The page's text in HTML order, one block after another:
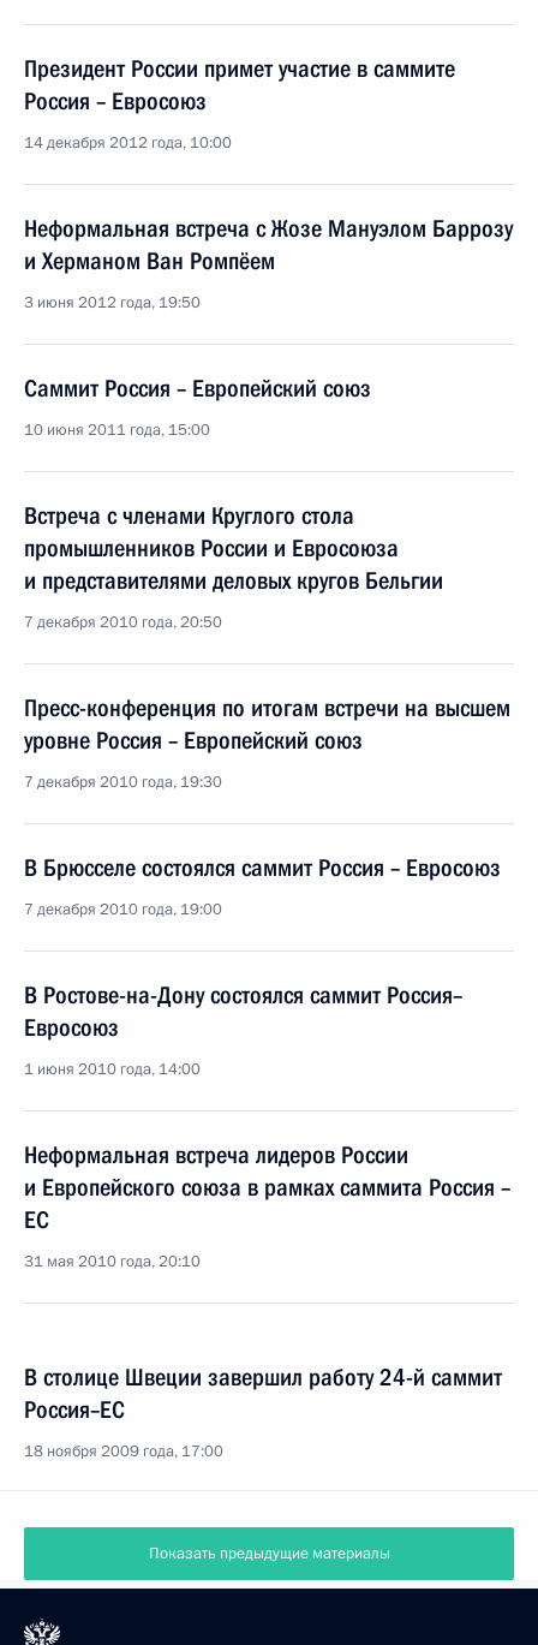
Президент России примет участие в саммите
Россия – Евросоюз
14 декабря 2012 года, 10:00
Неформальная встреча с Жозе Мануэлом Баррозу
и Херманом Ван Ромпёем
3 июня 2012 года, 19:50
Саммит Россия – Европейский союз
10 июня 2011 года, 15:00
Встреча с членами Круглого стола
промышленников России и Евросоюза
и представителями деловых кругов Бельгии
7 декабря 2010 года, 20:50
Пресс-конференция по итогам встречи на высшем
уровне Россия – Европейский союз
7 декабря 2010 года, 19:30
В Брюсселе состоялся саммит Россия – Евросоюз
7 декабря 2010 года, 19:00
В Ростове-на-Дону состоялся саммит Россия–
Евросоюз
1 июня 2010 года, 14:00
Неформальная встреча лидеров России
и Европейского союза в рамках саммита Россия –
ЕС
31 мая 2010 года, 20:10
В столице Швеции завершил работу 24-й саммит
Россия–ЕС
18 ноября 2009 года, 17:00
Показать предыдущие материалы